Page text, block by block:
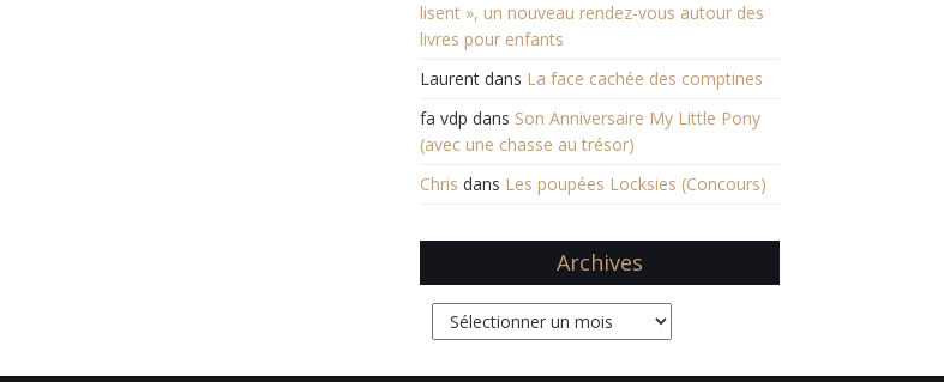
lisent », un nouveau rendez-vous autour des
livres pour enfants
Laurentdans La face cachée des comptines
fa vdp dans Son Anniversaire My Little Pony
(avec une chasse au trésor)
Chris dans Les poupées Locksies (Concours)
Archives
Archives